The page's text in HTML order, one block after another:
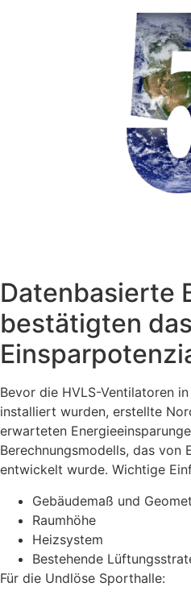
Datenbasierte
bestätigten das
Bevor die HVLS-Ventilatoren
installiert wurden, erstellte
erwarteten
Berechnungsmodells, das von
entwickelt wurde. Wichtige
Gebäudemaß und
Raumhöhe
Heizsystem
Bestehende
Für die Undlöse Sporthalle: